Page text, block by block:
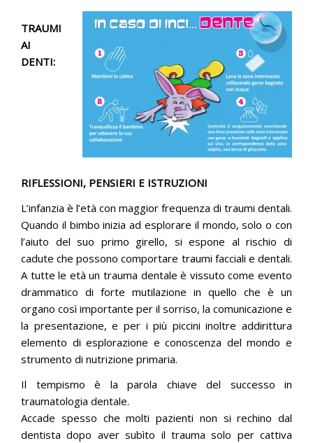
CONTATTI
TRAUMI
AI
DENTI:
RIFLESSIONI, PENSIERI E ISTRUZIONI
L’infanzia è l’età con maggior frequenza di traumi dentali.
Quando il bimbo inizia ad esplorare il mondo, solo o con
l’aiuto del suo primo girello, si espone al rischio di
cadute che possono comportare traumi facciali e dentali.
A tutte le età un trauma dentale è vissuto come evento
drammatico di forte mutilazione in quello che è un
organo così importante per il sorriso, la comunicazione e
la presentazione, e per i più piccini inoltre addirittura
elemento di esplorazione e conoscenza del mondo e
strumento di nutrizione primaria.
Il tempismo è la parola chiave del successo in
traumatologia dentale.
Accade spesso che molti pazienti non si rechino dal
dentista dopo aver subìto il trauma solo per cattiva